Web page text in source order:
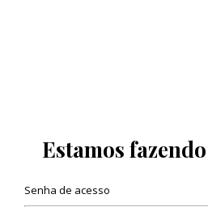
Estamos
Senha de acesso